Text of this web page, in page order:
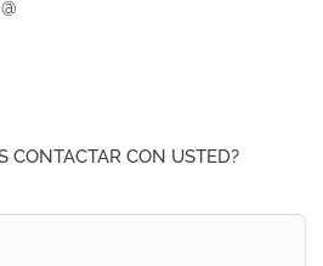
CONTACTAR CON USTED?